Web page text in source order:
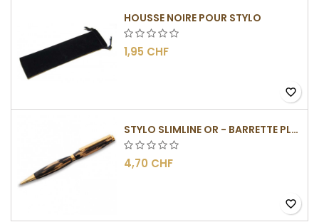
HOUSSE NOIRE POUR STYLO
1,95 CHF
favorite_border
STYLO SLIMLINE OR - BARRETTE PLATE
4,70 CHF
favorite_border